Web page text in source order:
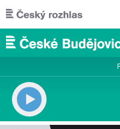
Přejít k hlavnímu obsahu